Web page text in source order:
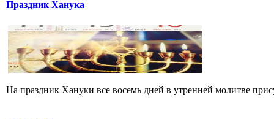
Праздник Ханука
На праздник Хануки все восемь дней в утренней молитве